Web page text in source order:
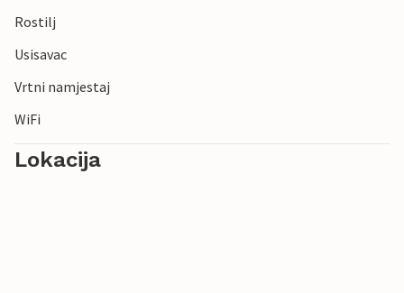
Rostilj
Usisavac
Vrtni namjestaj
WiFi
Lokacija